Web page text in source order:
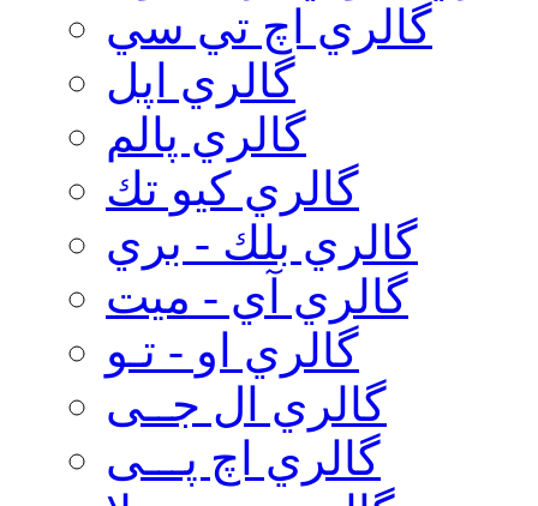
گالري اچ تي سي
گالري اپل
گالري پالم
گالري كيو تك
گالري بلك - بري
گالري آي - ميت
گالري او - تـو
گالري ال جــی
گالري اچ پـــی